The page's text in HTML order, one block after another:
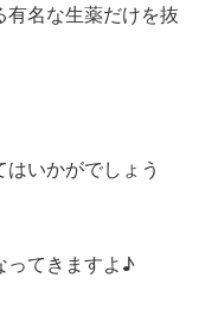
有名な生薬だけを抜
いかがでしょう
ってきますよ♪